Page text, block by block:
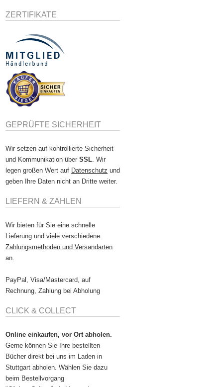
ZERTIFIKATE
GEPRÜFTE SICHERHEIT
Wir setzen auf kontrollierte Sicherheit
und Kommunikation überSSL . Wir
legen großen Wert auf Datenschutz und
geben Ihre Daten nicht an Dritte weiter.
LIEFERN & ZAHLEN
Wir bieten für Sie eine schnelle
Lieferung und viele verschiedene
Zahlungsmethoden und Versandarten
an.
PayPal, Visa/Mastercard, auf
Rechnung, Zahlung bei Abholung
CLICK & COLLECT
Online einkaufen, vor Ort abholen.
Gerne können Sie Ihre bestellten
Bücher direkt bei uns im Laden in
Stuttgart abholen. Wählen Sie dazu
beim Bestellvorgang